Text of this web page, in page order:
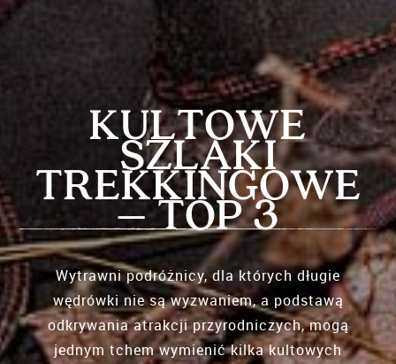
KULTOWE
SZLAKI
TREKKINGOWE
– TOP 3
Wytrawni podróżnicy, dla których długie
wędrówki nie są wyzwaniem, a podstawą
odkrywania atrakcji przyrodniczych, mogą
jednym tchem wymienić kilka kultowych